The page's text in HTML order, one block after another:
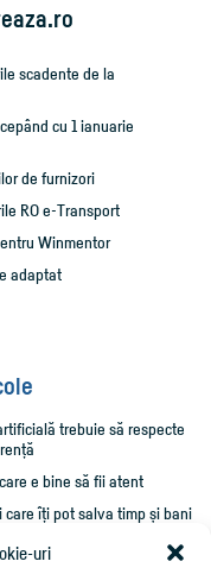
uri
scadente de la
cu 1 ianuarie
de furnizori
RO e-Transport
Winmentor
adaptat
trebuie să respecte
e bine să fii atent
care îți pot salva timp și bani
recuperez creditarea?